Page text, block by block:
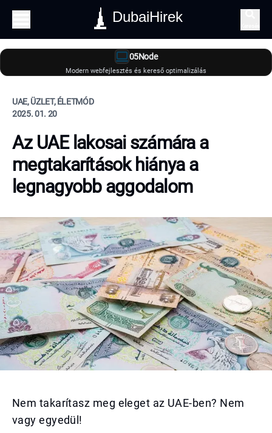
DubaiHirek
05Node
Modern webfejlesztés és kereső optimalizálás
UAE, ÜZLET, ÉLETMÓD
2025. 01. 20
Az UAE lakosai számára a
megtakarítások hiánya a
legnagyobb aggodalom
Nem takarítasz meg eleget az UAE-ben? Nem
vagy egyedül!